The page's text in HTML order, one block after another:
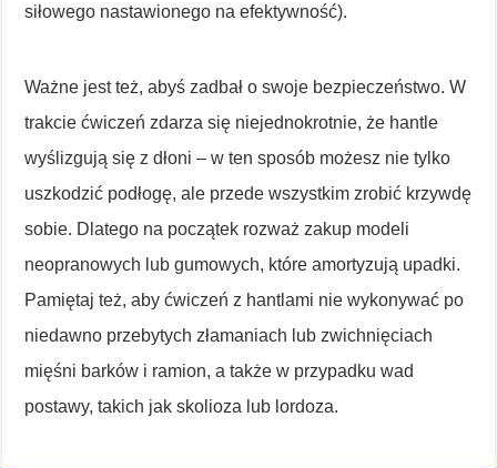
siłowego nastawionego na efektywność).
Ważne jest też, abyś zadbał o swoje bezpieczeństwo. W
trakcie ćwiczeń zdarza się niejednokrotnie, że hantle
wyślizgują się z dłoni – w ten sposób możesz nie tylko
uszkodzić podłogę, ale przede wszystkim zrobić krzywdę
sobie. Dlatego na początek rozważ zakup modeli
neopranowych lub gumowych, które amortyzują upadki.
Pamiętaj też, aby ćwiczeń z hantlami nie wykonywać po
niedawno przebytych złamaniach lub zwichnięciach
mięśni barków i ramion, a także w przypadku wad
postawy, takich jak skolioza lub lordoza.